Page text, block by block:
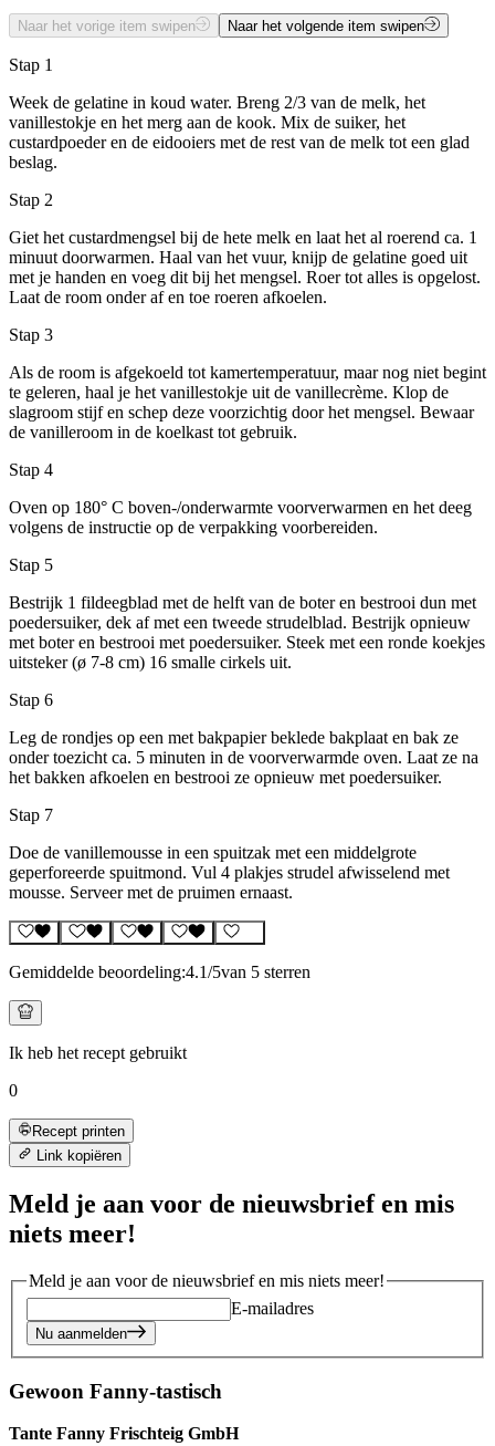
Naar het vorige item swipen Naar het volgende item swipen
Stap 1
Week de gelatine in koud water. Breng 2/3 van de melk, het
vanillestokje en het merg aan de kook. Mix de suiker, het
custardpoeder en de eidooiers met de rest van de melk tot een glad
beslag.
Stap 2
Giet het custardmengsel bij de hete melk en laat het al roerend ca. 1
minuut doorwarmen. Haal van het vuur, knijp de gelatine goed uit
met je handen en voeg dit bij het mengsel. Roer tot alles is opgelost.
Laat de room onder af en toe roeren afkoelen.
Stap 3
Als de room is afgekoeld tot kamertemperatuur, maar nog niet begint
te geleren, haal je het vanillestokje uit de vanillecrème. Klop de
slagroom stijf en schep deze voorzichtig door het mengsel. Bewaar
de vanilleroom in de koelkast tot gebruik.
Stap 4
Oven op 180° C boven-/onderwarmte voorverwarmen en het deeg
volgens de instructie op de verpakking voorbereiden.
Stap 5
Bestrijk 1 fildeegblad met de helft van de boter en bestrooi dun met
poedersuiker, dek af met een tweede strudelblad. Bestrijk opnieuw
met boter en bestrooi met poedersuiker. Steek met een ronde koekjes
uitsteker (ø 7-8 cm) 16 smalle cirkels uit.
Stap 6
Leg de rondjes op een met bakpapier beklede bakplaat en bak ze
onder toezicht ca. 5 minuten in de voorverwarmde oven. Laat ze na
het bakken afkoelen en bestrooi ze opnieuw met poedersuiker.
Stap 7
Doe de vanillemousse in een spuitzak met een middelgrote
geperforeerde spuitmond. Vul 4 plakjes strudel afwisselend met
mousse. Serveer met de pruimen ernaast.
Gemiddelde beoordeling:4.1/5van 5 sterren
Ik heb het recept gebruikt
0
Recept printen
Link kopiëren
Meld je aan voor de nieuwsbrief en mis
niets meer!
Meld je aan voor de nieuwsbrief en mis niets meer!
E-mailadres
Nu aanmelden
Gewoon Fanny-tastisch
Tante Fanny Frischteig GmbH